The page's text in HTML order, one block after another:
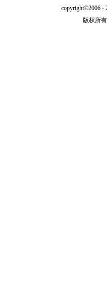
copyright©2006 -
版权所